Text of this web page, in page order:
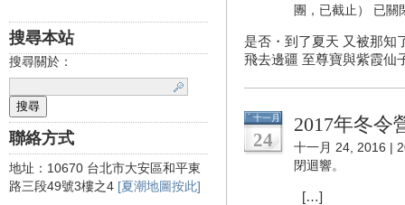
搜尋本站
搜尋關於：
聯絡方式
地址：10670 台北市大安區和平東
路三段49號3樓之4 [夏潮地圖按此]
團，已截止）
已關
是否・到了夏天 又被那知
飛去邊疆 至尊寶與紫霞
十一月
24
2017年冬令
十一月 24, 2016 |
閉迴響。
[…]